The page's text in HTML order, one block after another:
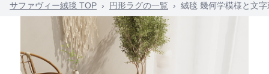
サファヴィー絨毯 TOP › 円形ラグの一覧 › 絨毯 幾何学模様と文